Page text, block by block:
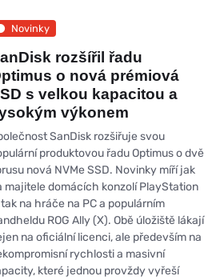
Novinky
rozšířil řadu
o nová prémiová
s velkou kapacitou a
výkonem
SanDisk rozšiřuje svou
produktovou řadu Optimus o dvě
nová NVMe SSD. Novinky míří jak
majitele domácích konzolí PlayStation
na hráče na PC a populárním
ROG Ally (X). Obě úložiště lákají
na oficiální licenci, ale především na
rychlosti a masivní
které jednou provždy vyřeší